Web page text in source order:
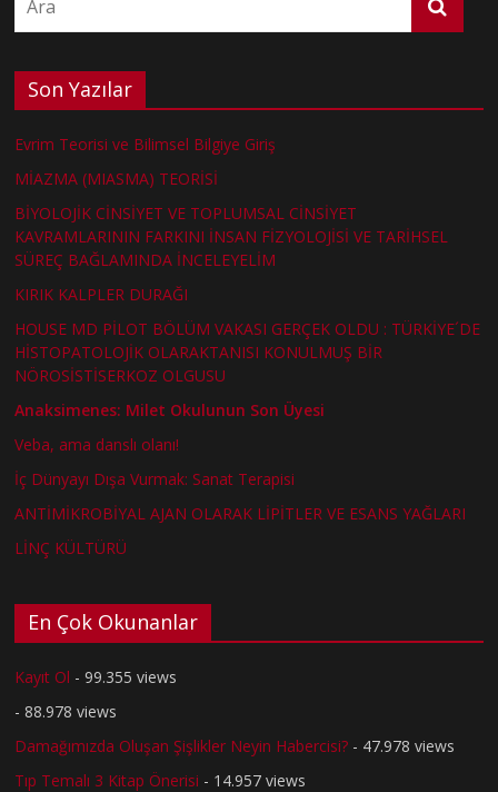
Son Yazılar
Evrim Teorisi ve Bilimsel Bilgiye Giriş
MİAZMA (MIASMA) TEORİSİ
BİYOLOJİK CİNSİYET VE TOPLUMSAL CİNSİYET
KAVRAMLARININ FARKINI İNSAN FİZYOLOJİSİ VE TARİHSEL
SÜREÇ BAĞLAMINDA İNCELEYELİM
KIRIK KALPLER DURAĞI
HOUSE MD PİLOT BÖLÜM VAKASI GERÇEK OLDU : TÜRKİYE´DE
HİSTOPATOLOJİK OLARAKTANISI KONULMUŞ BİR
NÖROSİSTİSERKOZ OLGUSU
Anaksimenes: Milet Okulunun Son Üyesi
Veba, ama danslı olanı!
İç Dünyayı Dışa Vurmak: Sanat Terapisi
ANTİMİKROBİYAL AJAN OLARAK LİPİTLER VE ESANS YAĞLARI
LİNÇ KÜLTÜRÜ
En Çok Okunanlar
Kayıt Ol - 99.355 views
- 88.978 views
Damağımızda Oluşan Şişlikler Neyin Habercisi? - 47.978 views
Tıp Temalı 3 Kitap Önerisi - 14.957 views